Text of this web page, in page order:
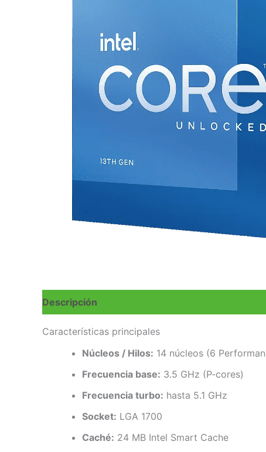
Descripción
Características principales
Núcleos / Hilos: 14 núcleos (6
Frecuencia base: 3.5 GHz (P-cores)
Frecuencia turbo: hasta 5.1 GHz
Socket: LGA 1700
Caché: 24 MB Intel Smart Cache